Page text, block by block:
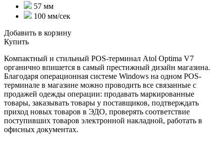
57 мм
100 мм/сек
Добавить в корзину
Купить
Компактный и стильный POS-терминал Atol Optima V7
органично впишется в самый престижный дизайн магазина.
Благодаря операционная системе Windows на одном POS-
терминале в магазине можно проводить все связанные с
продажей одежды операции: продавать маркированные
товары, заказывать товары у поставщиков, подтверждать
приход новых товаров в ЭДО, проверять соответствие
поступивших товаров электронной накладной, работать в
офисных документах.